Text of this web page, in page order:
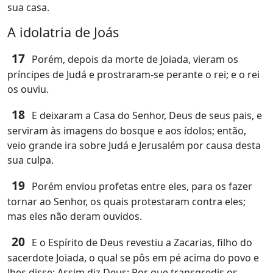
sua casa.
A idolatria de Joás
17 Porém, depois da morte de Joiada, vieram os
príncipes de Judá e prostraram-se perante o rei; e o rei
os ouviu.
18 E deixaram a Casa do Senhor, Deus de seus pais, e
serviram às imagens do bosque e aos ídolos; então,
veio grande ira sobre Judá e Jerusalém por causa desta
sua culpa.
19 Porém enviou profetas entre eles, para os fazer
tornar ao Senhor, os quais protestaram contra eles;
mas eles não deram ouvidos.
20 E o Espírito de Deus revestiu a Zacarias, filho do
sacerdote Joiada, o qual se pôs em pé acima do povo e